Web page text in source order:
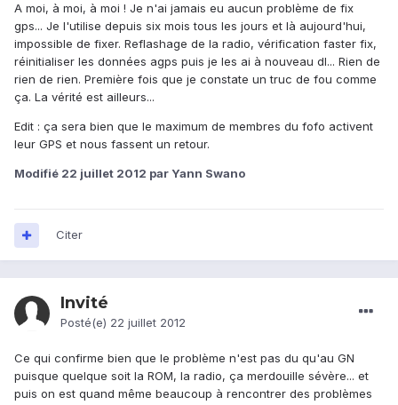
A moi, à moi, à moi ! Je n'ai jamais eu aucun problème de fix
gps... Je l'utilise depuis six mois tous les jours et là aujourd'hui,
impossible de fixer. Reflashage de la radio, vérification faster fix,
réinitialiser les données agps puis je les ai à nouveau dl... Rien de
rien de rien. Première fois que je constate un truc de fou comme
ça. La vérité est ailleurs...
Edit : ça sera bien que le maximum de membres du fofo activent
leur GPS et nous fassent un retour.
Modifié 22 juillet 2012 par Yann Swano
Citer
Invité
Posté(e) 22 juillet 2012
Ce qui confirme bien que le problème n'est pas du qu'au GN
puisque quelque soit la ROM, la radio, ça merdouille sévère... et
puis on est quand même beaucoup à rencontrer des problèmes